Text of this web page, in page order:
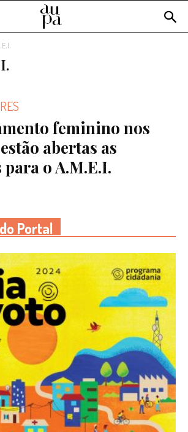
feminino nos
abertas as
o A.M.E.I.
Portal